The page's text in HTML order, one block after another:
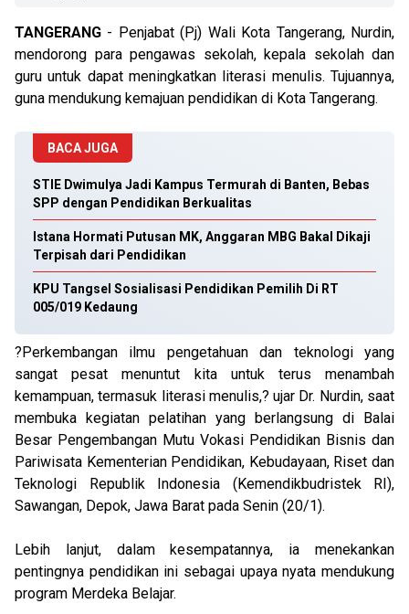
TANGERANG - Penjabat (Pj) Wali Kota Tangerang, Nurdin,
mendorong para pengawas sekolah, kepala sekolah dan
guru untuk dapat meningkatkan literasi menulis. Tujuannya,
guna mendukung kemajuan pendidikan di Kota Tangerang.
BACA JUGA
STIE Dwimulya Jadi Kampus Termurah di Banten, Bebas
SPP dengan Pendidikan Berkualitas
Istana Hormati Putusan MK, Anggaran MBG Bakal Dikaji
Terpisah dari Pendidikan
KPU Tangsel Sosialisasi Pendidikan Pemilih Di RT
005/019 Kedaung
?Perkembangan ilmu pengetahuan dan teknologi yang
sangat pesat menuntut kita untuk terus menambah
kemampuan, termasuk literasi menulis,? ujar Dr. Nurdin, saat
membuka kegiatan pelatihan yang berlangsung di Balai
Besar Pengembangan Mutu Vokasi Pendidikan Bisnis dan
Pariwisata Kementerian Pendidikan, Kebudayaan, Riset dan
Teknologi Republik Indonesia (Kemendikbudristek RI),
Sawangan, Depok, Jawa Barat pada Senin (20/1).
Lebih lanjut, dalam kesempatannya, ia menekankan
pentingnya pendidikan ini sebagai upaya nyata mendukung
program Merdeka Belajar.